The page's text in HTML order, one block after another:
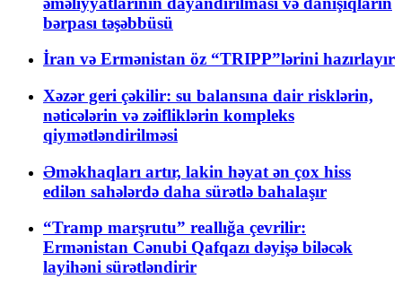
bərpası təşəbbüsü
İran və Ermənistan öz “TRIPP”lərini hazırlayır
Xəzər geri çəkilir: su balansına dair risklərin,
nəticələrin və zəifliklərin kompleks
qiymətləndirilməsi
Əməkhaqları artır, lakin həyat ən çox hiss
edilən sahələrdə daha sürətlə bahalaşır
“Tramp marşrutu” reallığa çevrilir:
Ermənistan Cənubi Qafqazı dəyişə biləcək
layihəni sürətləndirir